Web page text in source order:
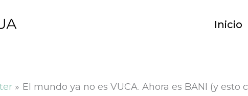
Inicio
El mundo ya no es VUCA. Ahora es BANI (y esto